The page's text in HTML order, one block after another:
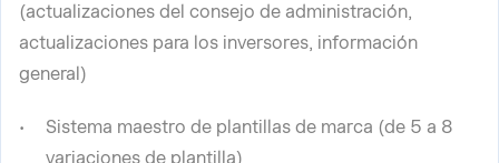
(actualizaciones del consejo de administración,
actualizaciones para los inversores, información
general)
Sistema maestro de plantillas de marca (de 5 a 8
variaciones de plantilla)